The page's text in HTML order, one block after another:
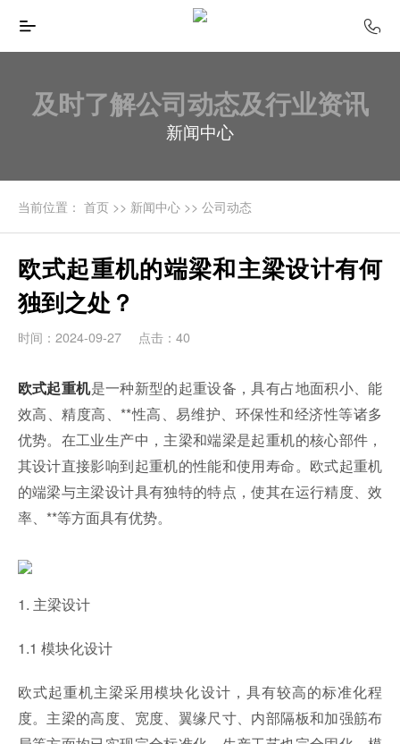
及时了解公司动态及行业资讯
新闻中心
当前位置： 首页>> 新闻中心>> 公司动态
欧式起重机的端梁和主梁设计有何
独到之处？
时间：2024-09-27 点击：40
欧式起重机是一种新型的起重设备，具有占地面积小、能
效高、精度高、**性高、易维护、环保性和经济性等诸多
优势。在工业生产中，主梁和端梁是起重机的核心部件，
其设计直接影响到起重机的性能和使用寿命。欧式起重机
的端梁与主梁设计具有独特的特点，使其在运行精度、效
率、**等方面具有优势。
1. 主梁设计
1.1 模块化设计
欧式起重机主梁采用模块化设计，具有较高的标准化程
度。主梁的高度、宽度、翼缘尺寸、内部隔板和加强筋布